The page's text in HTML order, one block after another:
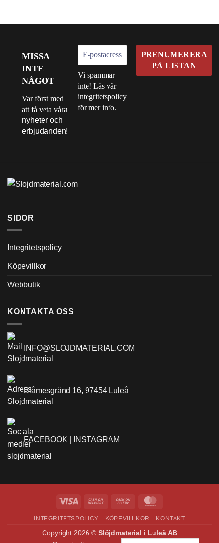
MISSA
INTE
NÅGOT
Var först med
att få veta våra
nyheter och
erbjudanden!
Vi spammar
inte! Läs vår
integritetspolicy
för mer info.
SIDOR
Integritetspolicy
Köpevillkor
Webbutik
KONTAKTA OSS
INFO@SLOJDMATERIAL.COM
Blåmesgränd 16, 97454 Luleå
FACEBOOK | INSTAGRAM
Visa
Cash
Delivery
Cash
Pickup
INTEGRITETSPOLICY KÖPEVILLKOR KONTAKT
Copyright 2026 © Slöjdmaterial i Luleå AB